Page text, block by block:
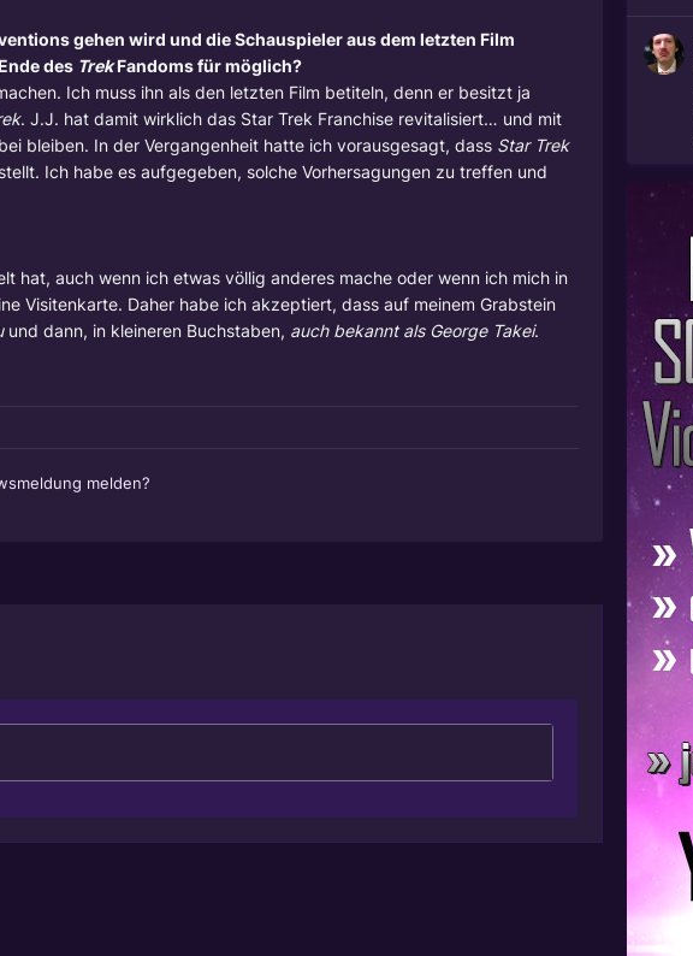
gehen wird und die Schauspieler aus dem letzten Film
des TrekFandoms für möglich?
Ich muss ihn als den letzten Film betiteln, denn er besitzt ja
. J.J. hat damit wirklich das Star Trek Franchise revitalisiert… und mit
bleiben. In der Vergangenheit hatte ich vorausgesagt, dass Star Trek
Ich habe es aufgegeben, solche Vorhersagungen zu treffen und
hat, auch wenn ich etwas völlig anderes mache oder wenn ich mich in
Visitenkarte. Daher habe ich akzeptiert, dass auf meinem Grabstein
und dann, in kleineren Buchstaben, auch bekannt als George Takei.
melden?